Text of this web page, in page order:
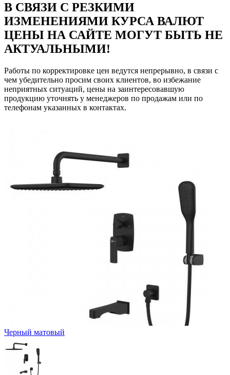
В СВЯЗИ С РЕЗКИМИ
ИЗМЕНЕНИЯМИ КУРСА ВАЛЮТ
ЦЕНЫ НА САЙТЕ МОГУТ БЫТЬ НЕ
АКТУАЛЬНЫМИ!
Работы по корректировке цен ведутся непрерывно, в связи с
чем убедительно просим своих клиентов, во избежание
неприятных ситуаций, цены на заинтересовавшую
продукцию уточнять у менеджеров по продажам или по
телефонам указанных в контактах.
Черный матовый